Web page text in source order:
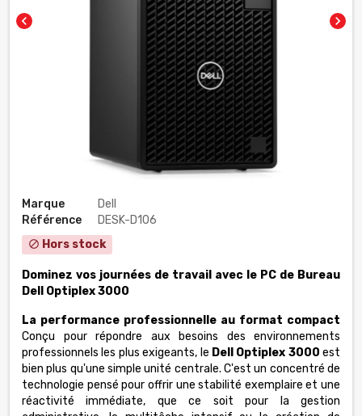
chevron_left chevron_right
Marque
Dell
Référence
DESK-D106
block Hors stock
Dominez vos journées de travail avec le PC de Bureau
Dell Optiplex 3000
La performance professionnelle au format compact
Conçu pour répondre aux besoins des environnements
professionnels les plus exigeants, le Dell Optiplex 3000 est
bien plus qu'une simple unité centrale. C'est un concentré de
technologie pensé pour offrir une stabilité exemplaire et une
réactivité immédiate, que ce soit pour la gestion